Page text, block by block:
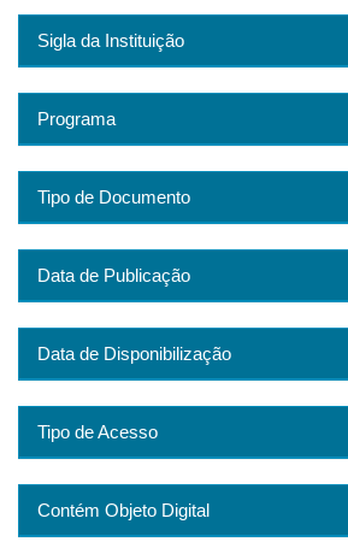
Sigla da Instituição
Programa
Tipo de Documento
Data de Publicação
Data de Disponibilização
Tipo de Acesso
Contém Objeto Digital